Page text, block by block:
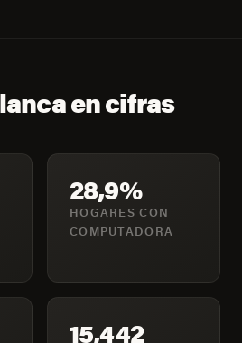
en cifras
28,9%
HOGARES CON
COMPUTADORA
15,442